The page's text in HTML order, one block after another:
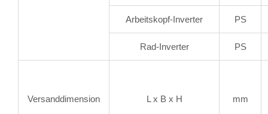
Arbeitskopf-Inverter PS
Rad-Inverter PS
Versanddimension L x B x H mm